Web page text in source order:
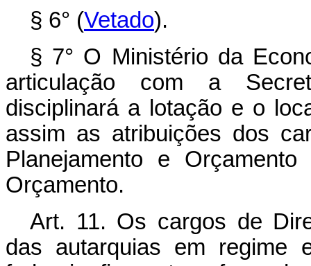
§ 6° (Vetado).
§ 7° O Ministério da
articulação com a
disciplinará a lotação e o
assim as atribuições dos
Planejamento e
Orçamento.
Art. 11. Os cargos de
das autarquias em regime